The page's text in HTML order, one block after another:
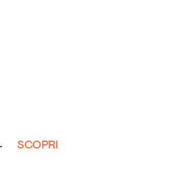
SCOPRI